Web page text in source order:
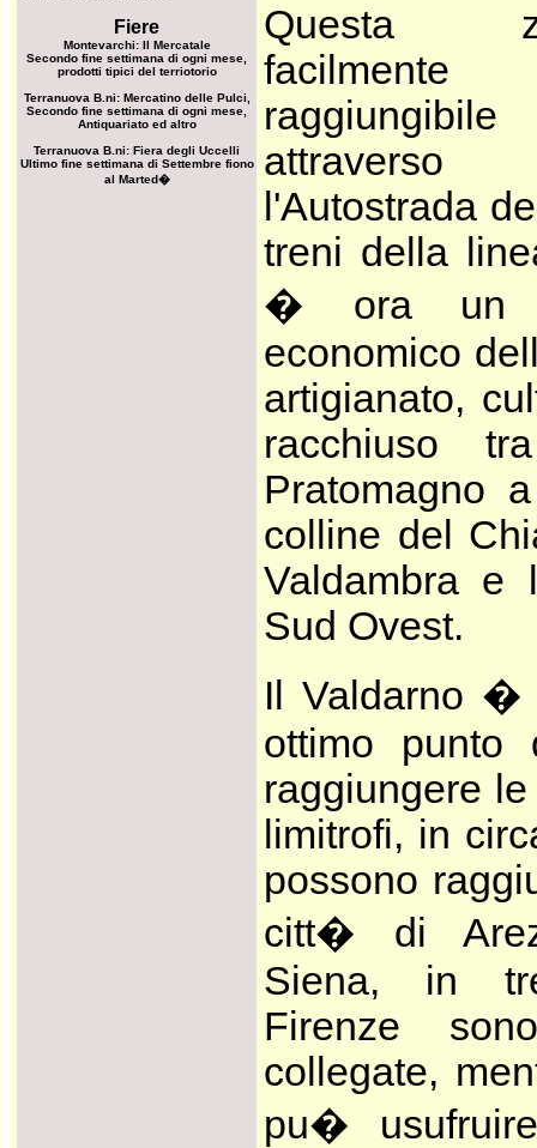
Fiere
Montevarchi: Il Mercatale
Secondo fine settimana di ogni mese,
prodotti tipici del terriotorio
Terranuova B.ni: Mercatino delle Pulci,
Secondo fine settimana di ogni mese,
Antiquariato ed altro
Terranuova B.ni: Fiera degli Uccelli
Ultimo fine settimana di Settembre fiono
al Marted�
Questa
facilmente
raggiungibile
attraverso
l'Autostrada
treni della
� ora un
economico
artigianato,
racchiuso
Pratomagno
colline del
Valdambra e
Sud Ovest.
Il Valdarno �
ottimo punto
raggiungere
limitrofi, in
possono
citt� di
Siena, in
Firenze
collegate,
pu�